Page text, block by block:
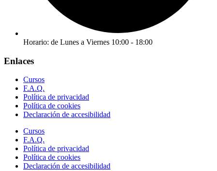
Horario: de Lunes a Viernes 10:00 - 18:00
Enlaces
Cursos
F.A.Q.
Política de privacidad
Política de cookies
Declaración de accesibilidad
Cursos
F.A.Q.
Política de privacidad
Política de cookies
Declaración de accesibilidad